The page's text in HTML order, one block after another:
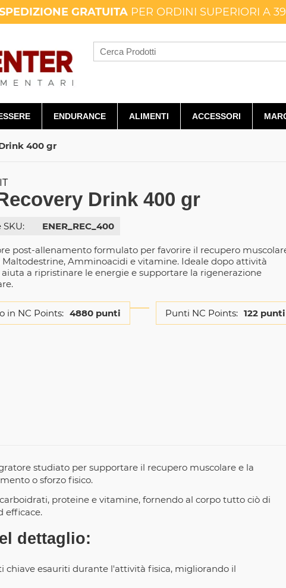
GRATUITA PER ORDINI SUPERIORI A
ENDURANCE ALIMENTI ACCESSORI
400 gr
Drink 400 gr
SKU: ENER_REC_400
post-allenamento formulato per favorire il recupero
Maltodestrine, Amminoacidi e vitamine. Ideale dopo attività
aiuta a ripristinare le energie e supportare la rigenerazione
in NC Points: 4880 punti Punti NC Points: 122 punti
studiato per supportare il recupero muscolare e la
o sforzo fisico.
proteine e vitamine, fornendo al corpo tutto ciò di
efficace.
dettaglio:
chiave esauriti durante l'attività fisica, migliorando il